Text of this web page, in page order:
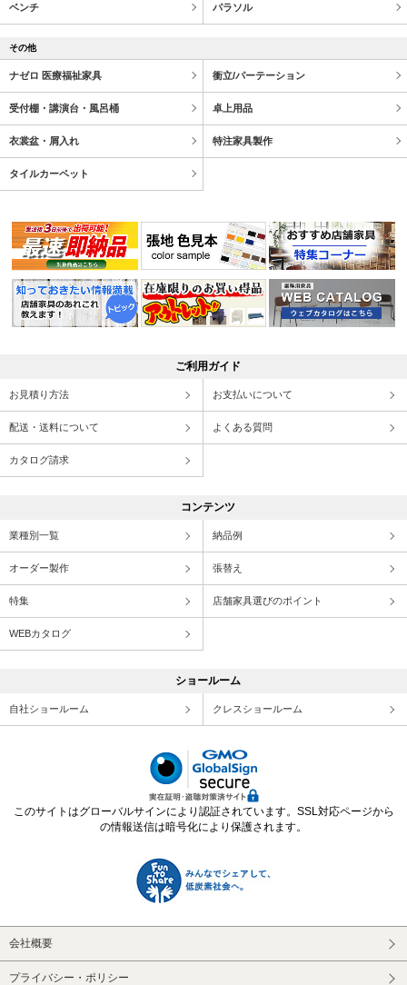
ベンチ パラソル
その他
ナゼロ 医療福祉家具 衝立/パーテーション
受付棚・講演台・風呂桶 卓上用品
衣裳盆・屑入れ 特注家具製作
タイルカーペット
ご利用ガイド
お見積り方法 お支払いについて
配送・送料について よくある質問
カタログ請求
コンテンツ
業種別一覧 納品例
オーダー製作 張替え
特集 店舗家具選びのポイント
WEBカタログ
ショールーム
自社ショールーム クレスショールーム
このサイトはグローバルサインにより認証されています。SSL対応ページから
の情報送信は暗号化により保護されます。
会社概要
プライバシー・ポリシー